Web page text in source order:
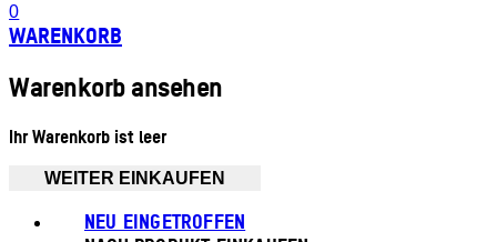
0
WARENKORB
Warenkorb ansehen
Ihr Warenkorb ist leer
WEITER EINKAUFEN
NEU EINGETROFFEN